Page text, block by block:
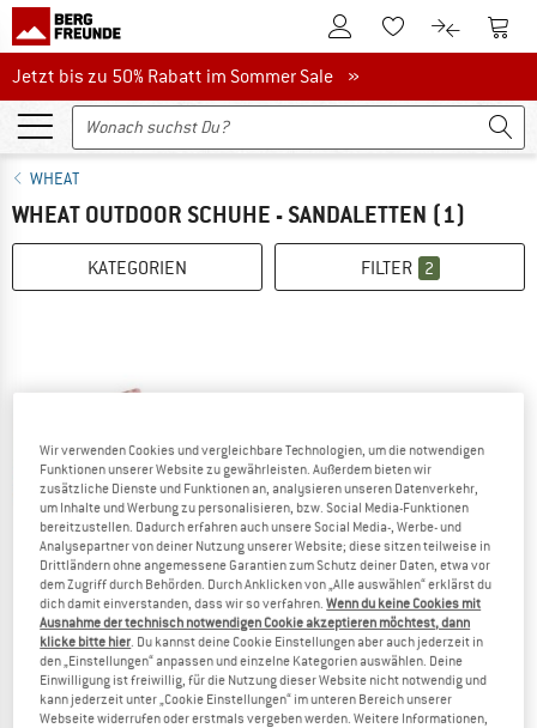
Zum KundenkontoZum Merkzettel.
Zum Zum
Jetzt bis zu 50% Rabatt im Sommer Sale
Jetzt bis zu 50% Rabatt im Sommer Sale »
WHEAT
WHEAT OUTDOOR SCHUHE - SANDALETTEN (1)
KATEGORIEN FILTER 2
WHEAT
Kid's Sandal Frei
Sandalen
Ausverkauft
(0)
Wir verwenden Cookies und vergleichbare Technologien, um die notwendigen
Funktionen unserer Website zu gewährleisten. Außerdem bieten wir
zusätzliche Dienste und Funktionen an, analysieren unseren Datenverkehr,
um Inhalte und Werbung zu personalisieren, bzw. Social Media-Funktionen
bereitzustellen. Dadurch erfahren auch unsere Social Media-, Werbe- und
Analysepartner von deiner Nutzung unserer Website; diese sitzen teilweise in
Drittländern ohne angemessene Garantien zum Schutz deiner Daten, etwa vor
dem Zugriff durch Behörden. Durch Anklicken von „Alle auswählen“ erklärst du
dich damit einverstanden, dass wir so verfahren.Wenn du keine Cookies mit
Ausnahme der technisch notwendigen Cookie akzeptieren möchtest, dann
klicke bitte hier . Du kannst deine Cookie Einstellungen aber auch jederzeit in
den „Einstellungen“ anpassen und einzelne Kategorien auswählen. Deine
Einwilligung ist freiwillig, für die Nutzung dieser Website nicht notwendig und
kann jederzeit unter „Cookie Einstellungen“ im unteren Bereich unserer
Webseite widerrufen oder erstmals vergeben werden. Weitere Informationen,